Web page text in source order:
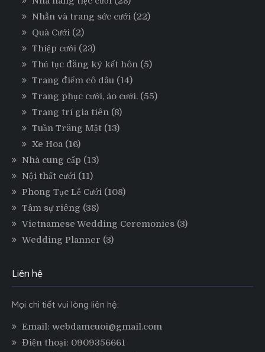
Nhẫn và trang sức cưới (22)
Quà Cưới (2)
Thiệp cưới (23)
Thủ tục đăng ký kết hôn (5)
Trang điểm cô dâu (14)
Trang phục cưới, áo cưới. (55)
Trang trí gia tiên (8)
Tuần Trăng Mật (13)
Xe Hoa (16)
Nhà cung cấp (13)
Nội thất cưới (11)
Phong Tục Lễ Cưới (108)
Tâm sự riêng (38)
Vietnamese Wedding Ceremonies (3)
Wedding Planner (3)
Liên hệ
Mọi chi tiết vui lòng liên hệ:
Email: webdamcuoi@gmail.com
Điện thoại: 0909356661